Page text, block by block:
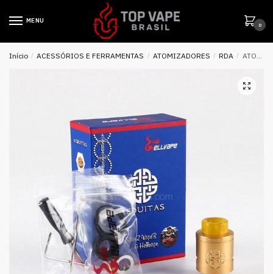
MENU
0
Início / ACESSÓRIOS E FERRAMENTAS / ATOMIZADORES / RDA / ATOMIZADOR AEQUITAS BF 24MM RDA – HELLVAPE